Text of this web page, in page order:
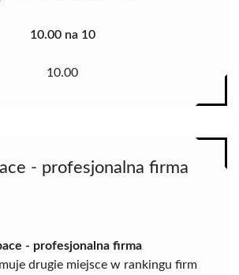
10.00 na 10
10.00
- profesjonalna firma
- profesjonalna firma
drugie miejsce w rankingu firm